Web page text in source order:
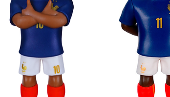
bietet eine authentische Darstellung der Welt des